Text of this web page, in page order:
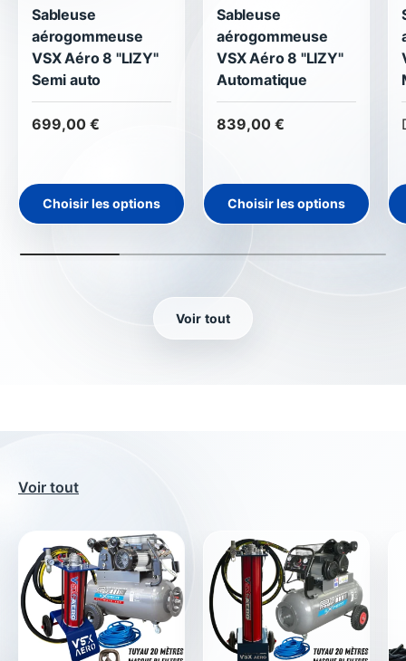
Sableuse
aérogommeuse
VSX Aéro 8 "LIZY"
Semi auto
699,00 €
Choisir les options
Sableuse
aérogommeuse
VSX Aéro 8 "LIZY"
Automatique
839,00 €
Choisir les options
Voir tout
Voir tout